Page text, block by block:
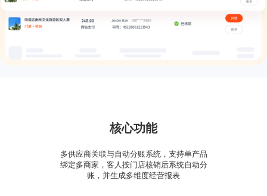
核心功能
多供应商关联与自动分账系统，支持单产品
绑定多商家，客人按门店核销后系统自动分
账，并生成多维度经营报表